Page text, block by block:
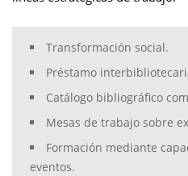
Transformación social.
Préstamo
Catálogo bibliográfico
Mesas de trabajo sobre
Formación mediante
eventos.